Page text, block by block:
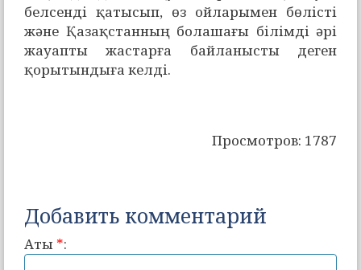
белсенді қатысып, өз ойларымен бөлісті
және Қазақстанның болашағы білімді әрі
жауапты жастарға байланысты деген
қорытындыға келді.
Просмотров: 1787
Добавить комментарий
Аты *: